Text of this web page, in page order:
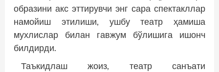
образини акс эттирувчи энг сара спектакллар
намойиш этилиши, ушбу театр ҳамиша
мухлислар билан гавжум бўлишига ишонч
билдирди.
Таъкидлаш жоиз, театр санъати